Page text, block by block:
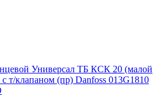
Универсал ТБ КСК 20 (малой
т/клапаном (пр) Danfoss 013G1810